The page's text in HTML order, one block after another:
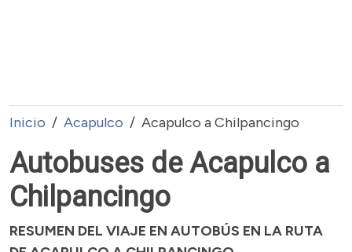
Inicio Acapulco Acapulco a Chilpancingo
Autobuses de Acapulco a
Chilpancingo
RESUMEN DEL VIAJE EN AUTOBÚS EN LA RUTA